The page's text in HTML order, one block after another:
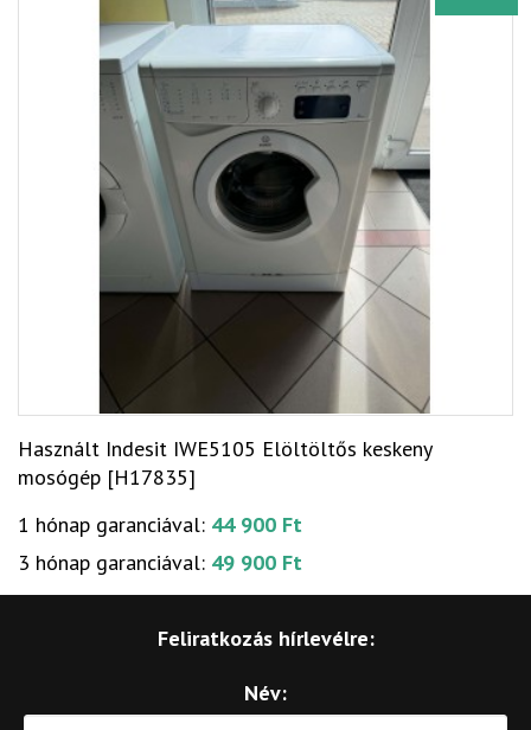
Használt Indesit IWE5105 Elöltöltős keskeny
mosógép [H17835]
1 hónap garanciával: 44 900 Ft
3 hónap garanciával: 49 900 Ft
Feliratkozás hírlevélre:
Név: